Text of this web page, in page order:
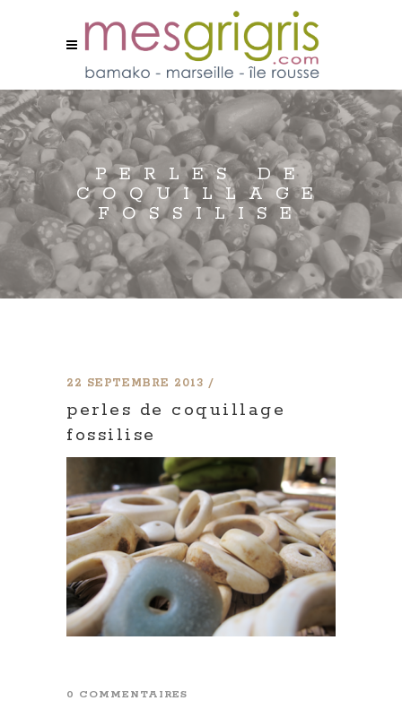
PERLES DE
COQUILLAGE
FOSSILISE
22 SEPTEMBRE 2013
perles de coquillage
fossilise
0 COMMENTAIRES